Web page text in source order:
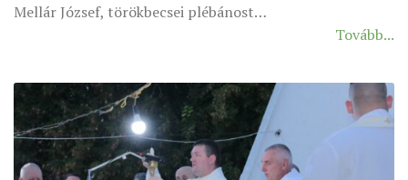
Mellár József, törökbecsei plébánost…
Tovább...